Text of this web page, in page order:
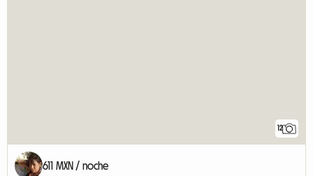
12
611 MXN / noche